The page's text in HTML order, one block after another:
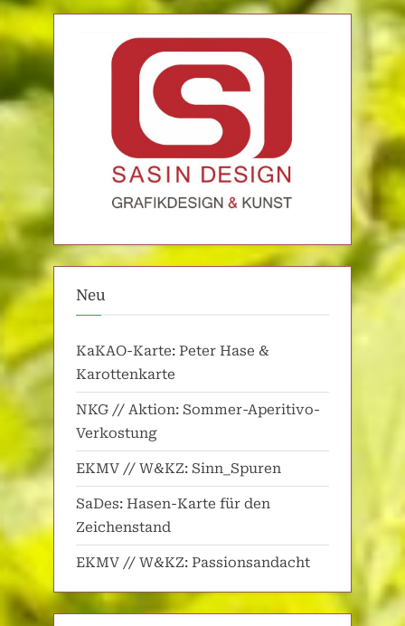
Neu
KaKAO-Karte: Peter Hase &
Karottenkarte
NKG // Aktion: Sommer-Aperitivo-
Verkostung
EKMV // W&KZ: Sinn_Spuren
SaDes: Hasen-Karte für den
Zeichenstand
EKMV // W&KZ: Passionsandacht